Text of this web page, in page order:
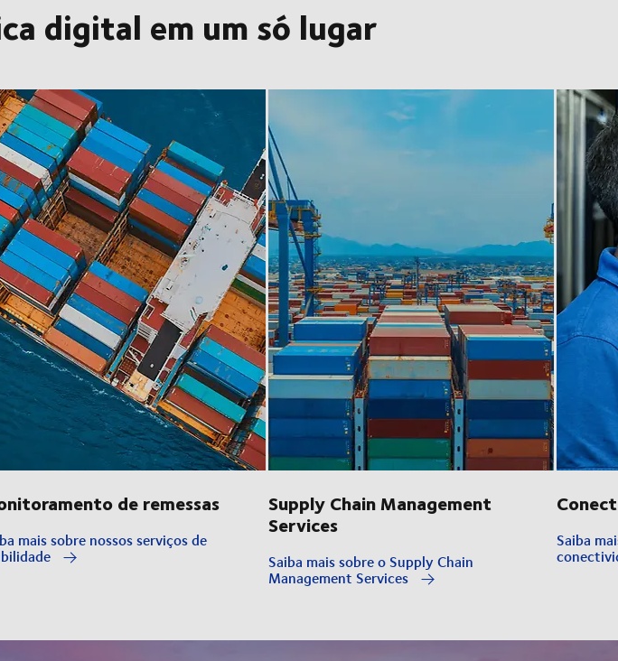
digital em um só lugar
de remessas
mais sobre nossos serviços de
Supply Chain Management
Services
Saiba mais sobre o Supply Chain
Management Services
Saiba